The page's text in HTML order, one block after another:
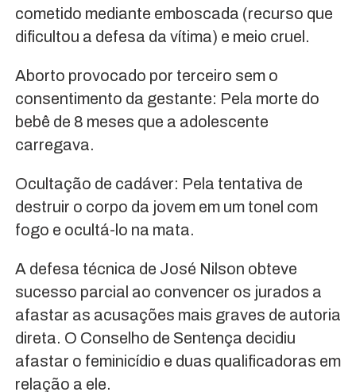
cometido mediante emboscada (recurso que
dificultou a defesa da vítima) e meio cruel.
Aborto provocado por terceiro sem o
consentimento da gestante: Pela morte do
bebê de 8 meses que a adolescente
carregava.
Ocultação de cadáver: Pela tentativa de
destruir o corpo da jovem em um tonel com
fogo e ocultá-lo na mata.
A defesa técnica de José Nilson obteve
sucesso parcial ao convencer os jurados a
afastar as acusações mais graves de autoria
direta. O Conselho de Sentença decidiu
afastar o feminicídio e duas qualificadoras em
relação a ele.